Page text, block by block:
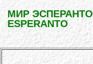
МИР ЭСПЕРАНТО
ESPERANTO